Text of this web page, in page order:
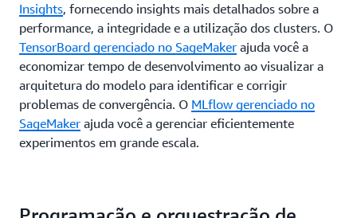
Insights, fornecendo insights mais detalhados sobre a
performance, a integridade e a utilização dos clusters. O
TensorBoard gerenciado no SageMaker ajuda você a
economizar tempo de desenvolvimento ao visualizar a
arquitetura do modelo para identificar e corrigir
problemas de convergência. O MLflow gerenciado no
SageMaker ajuda você a gerenciar eficientemente
experimentos em grande escala.